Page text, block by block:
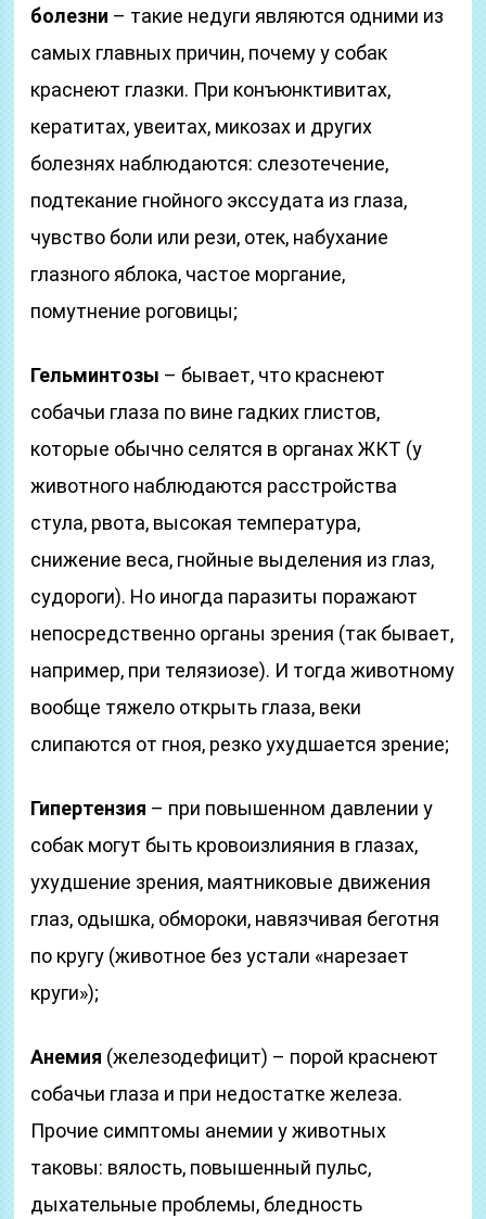
болезни – такие недуги являются одними из
самых главных причин, почему у собак
краснеют глазки. При конъюнктивитах,
кератитах, увеитах, микозах и других
болезнях наблюдаются: слезотечение,
подтекание гнойного экссудата из глаза,
чувство боли или рези, отек, набухание
глазного яблока, частое моргание,
помутнение роговицы;
Гельминтозы – бывает, что краснеют
собачьи глаза по вине гадких глистов,
которые обычно селятся в органах ЖКТ (у
животного наблюдаются расстройства
стула, рвота, высокая температура,
снижение веса, гнойные выделения из глаз,
судороги). Но иногда паразиты поражают
непосредственно органы зрения (так бывает,
например, при телязиозе). И тогда животному
вообще тяжело открыть глаза, веки
слипаются от гноя, резко ухудшается зрение;
Гипертензия – при повышенном давлении у
собак могут быть кровоизлияния в глазах,
ухудшение зрения, маятниковые движения
глаз, одышка, обмороки, навязчивая беготня
по кругу (животное без устали «нарезает
круги»);
Анемия (железодефицит) – порой краснеют
собачьи глаза и при недостатке железа.
Прочие симптомы анемии у животных
таковы: вялость, повышенный пульс,
дыхательные проблемы, бледность